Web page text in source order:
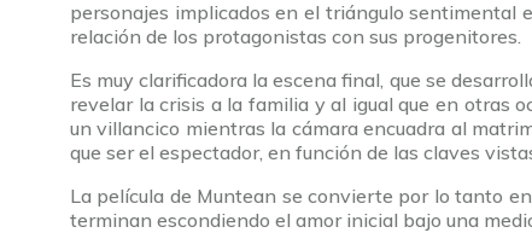
personajes implicados en el triángulo sentimental
relación de los protagonistas con sus progenitores.
Es muy clarificadora la escena final, que se
revelar la crisis a la familia y al igual que en otras
un villancico mientras la cámara encuadra al
que ser el espectador, en función de las claves
La película de Muntean se convierte por lo tanto
terminan escondiendo el amor inicial bajo una